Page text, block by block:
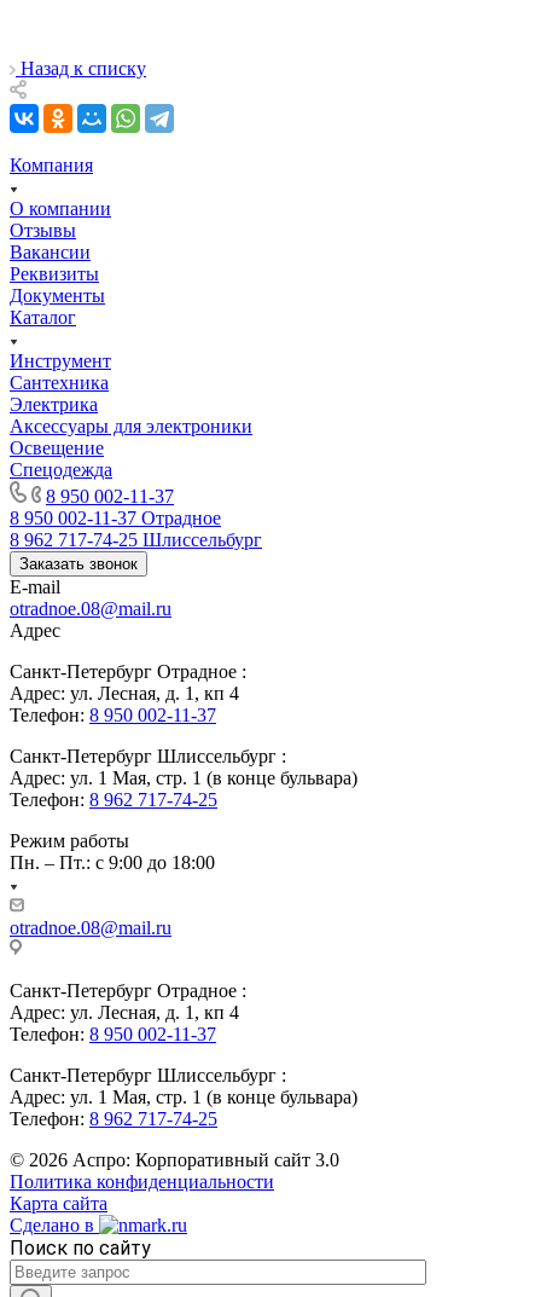
Назад к списку
Компания
О компании
Отзывы
Вакансии
Реквизиты
Документы
Каталог
Инструмент
Сантехника
Электрика
Аксессуары для электроники
Освещение
Спецодежда
8 950 002-11-37
8 950 002-11-37 Отрадное
8 962 717-74-25 Шлиссельбург
Заказать звонок
E-mail
otradnoe.08@mail.ru
Адрес
Санкт-Петербург Отрадное :
Адрес: ул. Лесная, д. 1, кп 4
Телефон: 8 950 002-11-37
Санкт-Петербург Шлиссельбург :
Адрес: ул. 1 Мая, стр. 1 (в конце бульвара)
Телефон: 8 962 717-74-25
Режим работы
Пн. – Пт.: с 9:00 до 18:00
otradnoe.08@mail.ru
Санкт-Петербург Отрадное :
Адрес: ул. Лесная, д. 1, кп 4
Телефон: 8 950 002-11-37
Санкт-Петербург Шлиссельбург :
Адрес: ул. 1 Мая, стр. 1 (в конце бульвара)
Телефон: 8 962 717-74-25
© 2026 Аспро: Корпоративный сайт 3.0
Политика конфиденциальности
Карта сайта
Сделано в
Поиск по сайту